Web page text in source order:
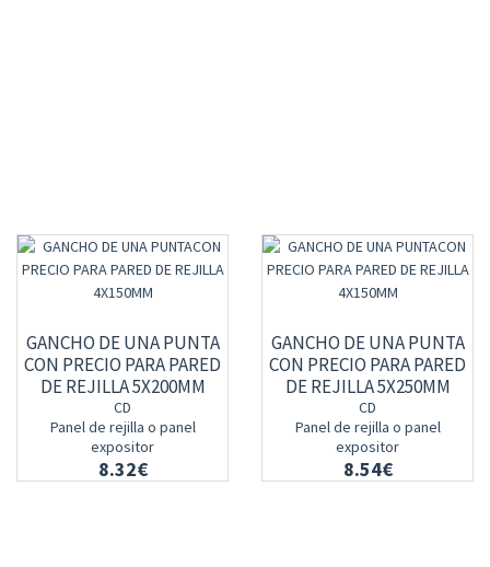
GANCHO DE UNA PUNTA
CON PRECIO PARA PARED
DE REJILLA 5X200MM
CD
Panel de rejilla o panel
expositor
8.32€
GANCHO DE UNA PUNTA
CON PRECIO PARA PARED
DE REJILLA 5X250MM
CD
Panel de rejilla o panel
expositor
8.54€